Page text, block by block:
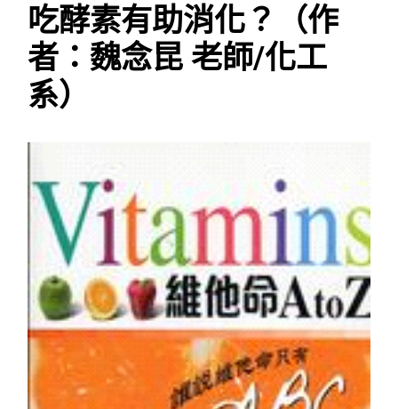
吃酵素有助消化？（作
者：魏念昆 老師/化工
系）